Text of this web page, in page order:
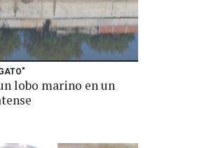
lobo marino en un